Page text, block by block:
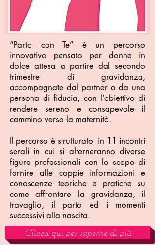
“Parto con Te” è un percorso
innovativo pensato per donne in
dolce attesa a partire dal secondo
trimestre di gravidanza,
accompagnate dal partner o da una
persona di fiducia, con l’obiettivo di
rendere sereno e consapevole il
cammino verso la maternità.
Il percorso è strutturato in 11 incontri
serali in cui si alterneranno diverse
figure professionali con lo scopo di
fornire alle coppie informazioni e
conoscenze teoriche e pratiche su
come affrontare la gravidanza, il
travaglio, il parto ed i momenti
successivi alla nascita.
Clicca qui per saperne di più